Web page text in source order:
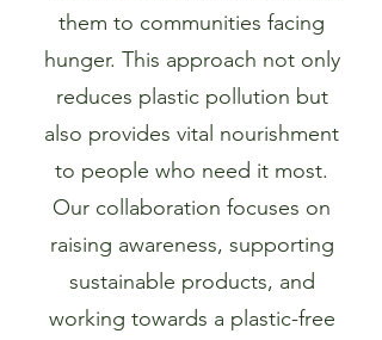
them to communities facing
hunger. This approach not only
reduces plastic pollution but
also provides vital nourishment
to people who need it most.
Our collaboration focuses on
raising awareness, supporting
sustainable products, and
working towards a plastic-free